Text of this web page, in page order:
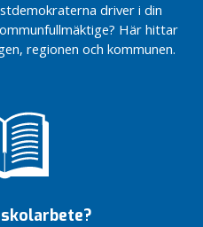
driver i din
Här hittar
regionen och kommunen.